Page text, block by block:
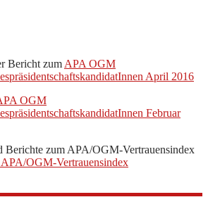
Bericht zum APA OGM
April 2016
OGM
Februar
Berichte zum APA/OGM-Vertrauensindex
OGM-Vertrauensindex